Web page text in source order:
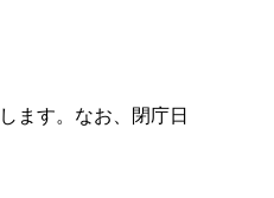
ます。なお、閉庁日